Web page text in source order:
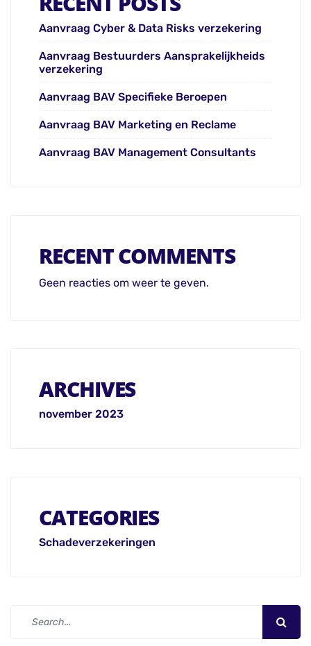
Aanvraag Cyber & Data Risks verzekering
Aanvraag Bestuurders Aansprakelijkheids
verzekering
Aanvraag BAV Specifieke Beroepen
Aanvraag BAV Marketing en Reclame
Aanvraag BAV Management Consultants
RECENT COMMENTS
Geen reacties om weer te geven.
ARCHIVES
november 2023
CATEGORIES
Schadeverzekeringen